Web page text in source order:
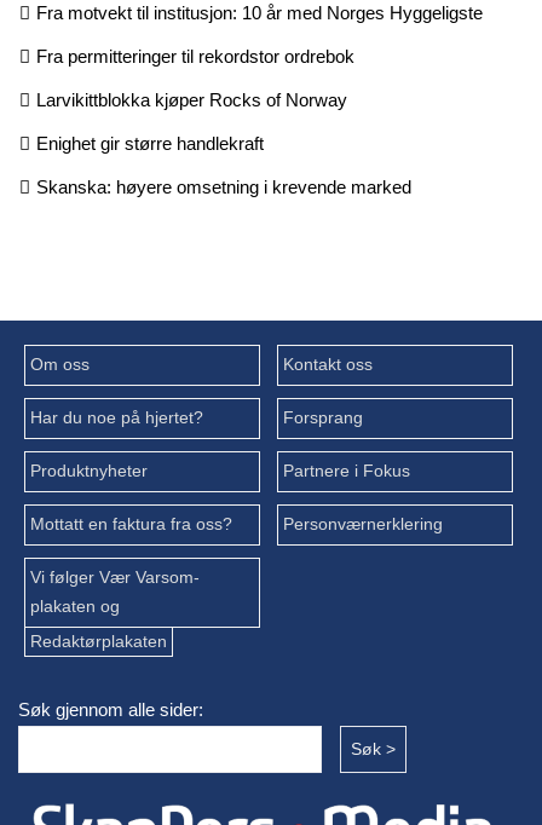
Fra motvekt til institusjon: 10 år med Norges Hyggeligste
Fra permitteringer til rekordstor ordrebok
Larvikittblokka kjøper Rocks of Norway
Enighet gir større handlekraft
Skanska: høyere omsetning i krevende marked
Om oss Kontakt oss
Har du noe på hjertet? Forsprang
Produktnyheter Partnere i Fokus
Mottatt en faktura fra oss? Personværnerklering
Vi følger Vær Varsom-
plakaten og
Redaktørplakaten
Søk gjennom alle sider: